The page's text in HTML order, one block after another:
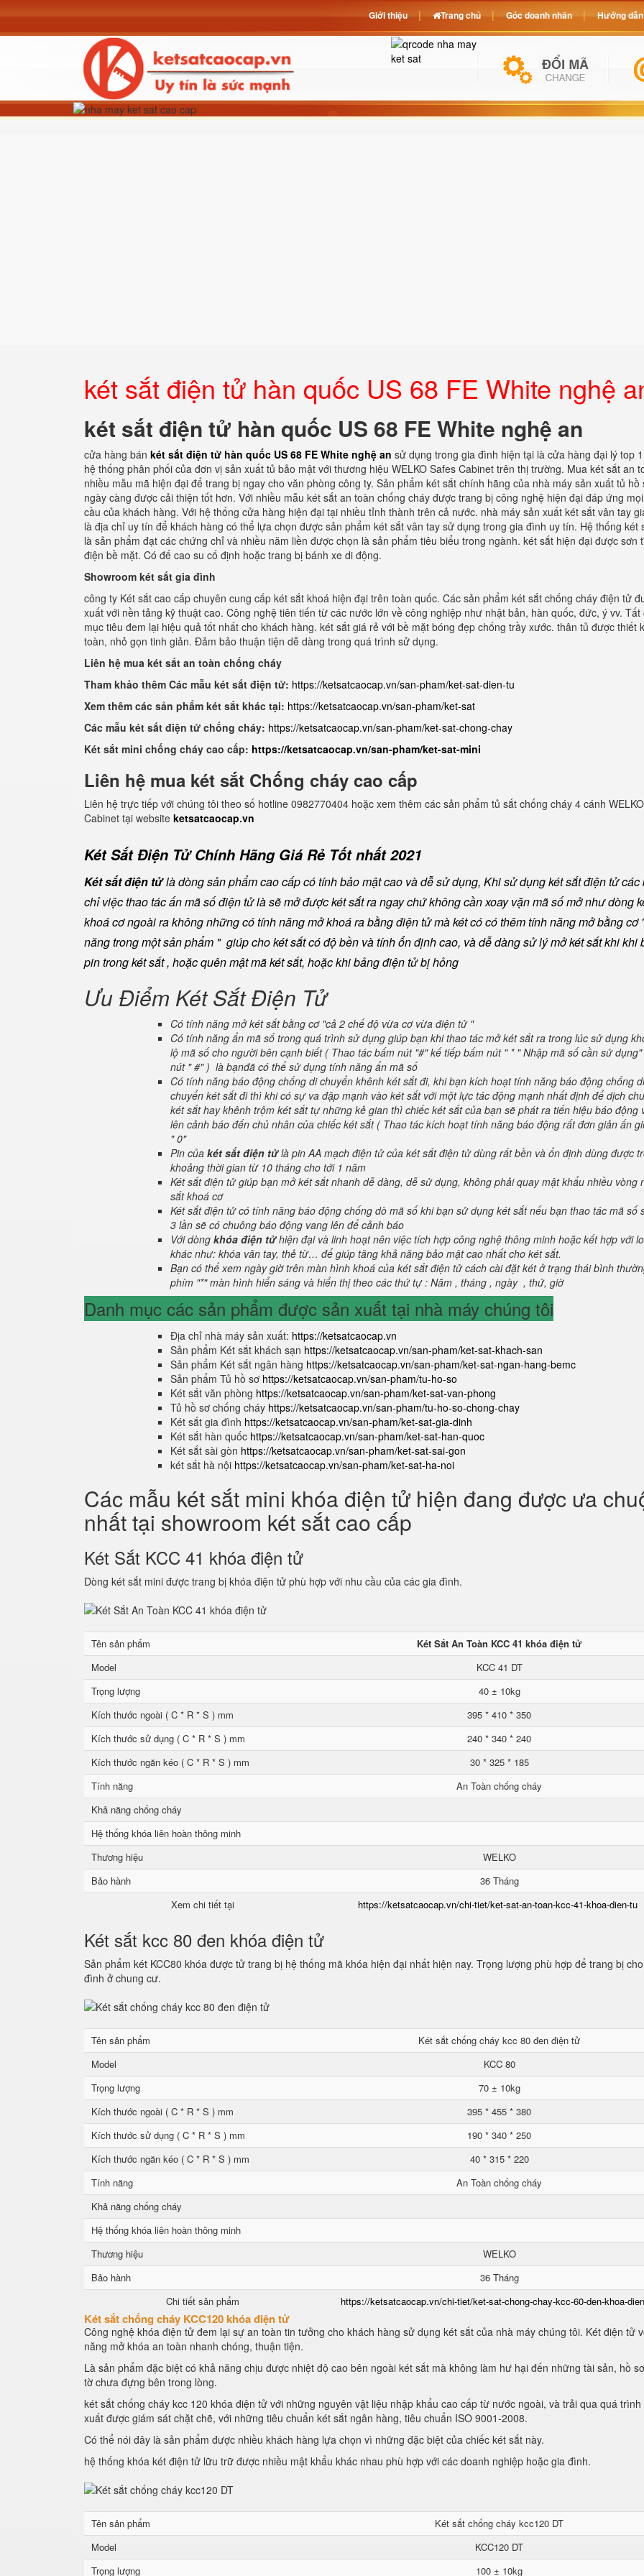
két sắt điện tử hàn quốc US 68 FE White nghệ
két sắt điện tử hàn quốc US 68 FE White nghệ an
cửa hàng bán két sắt điện tử hàn quốc US 68 FE White nghệ an sử dụng trong gia đình hiện tại là cửa hàng đại lý top
hệ thống phân phối của đơn vị sản xuất tủ bảo mật với thương hiệu WELKO Safes Cabinet trên thị trường. Mua két sắt an
nhiều mẫu mã hiện đại để trang bị ngay cho văn phòng công ty. Sản phẩm két sắt chính hãng của nhà máy sản xuất tủ hồ
ngày càng được cải thiện tốt hơn. Với nhiều mẫu két sắt an toàn chống cháy được trang bị công nghệ hiện đại đáp ứng
cầu của khách hàng. Với hệ thống cửa hàng hiện đại tại nhiều tỉnh thành trên cả nước. nhà máy sản xuất két sắt vân tay
là địa chỉ uy tín để khách hàng có thể lựa chọn được sản phẩm két sắt vân tay sử dụng trong gia đình uy tín. Hệ thống két
là sản phẩm đạt các chứng chỉ và nhiều năm liền được chọn là sản phẩm tiêu biểu trong ngành. két sắt hiện đại được sơn
điện bề mặt. Có đế cao su cố định hoặc trang bị bánh xe di động.
Showroom két sắt gia đình
công ty Két sắt cao cấp chuyên cung cấp két sắt khoá hiện đại trên toàn quốc. Các sản phẩm két sắt chống cháy điện tử
xuất với nền tảng kỹ thuật cao. Công nghệ tiên tiến từ các nước lớn về công nghiệp như nhật bản, hàn quốc, đức, ý vv. Tất
mục tiêu đem lại hiệu quả tốt nhất cho khách hàng. két sắt giá rẻ với bề mặt bóng đẹp chống trầy xước. thân tủ được thiết
toàn, nhỏ gọn tinh giản. Đảm bảo thuận tiện dễ dàng trong quá trình sử dụng.
Liên hệ mua két sắt an toàn chống cháy
Tham khảo thêm Các mẫu két sắt điện tử: https://ketsatcaocap.vn/san-pham/ket-sat-dien-tu
Xem thêm các sản phẩm két sắt khác tại: https://ketsatcaocap.vn/san-pham/ket-sat
Các mẫu két sắt điện tử chống cháy: https://ketsatcaocap.vn/san-pham/ket-sat-chong-chay
Két sắt mini chống cháy cao cấp: https://ketsatcaocap.vn/san-pham/ket-sat-mini
Liên hệ mua két sắt Chống cháy cao cấp
Liên hệ trực tiếp với chúng tôi theo số hotline 0982770404 hoặc xem thêm các sản phẩm tủ sắt chống cháy 4 cánh
Cabinet tại website ketsatcaocap.vn
Két Sắt Điện Tử Chính Hãng Giá Rẻ Tốt nhất 2021
Két sắt điện tửlà dòng sản phẩm cao cấp có tính bảo mật cao và dễ sử dụng, Khi sử dụng két sắt điện tử các
chỉ việc thao tác ấn mã số điện tử là sẽ mở được két sắt ra ngay chứ không cần xoay vặn mã số mở như dòng
khoá cơ ngoài ra không những có tính năng mở khoá ra bằng điện tử mà két có có thêm tính năng mở bằng cơ
năng trong một sản phẩm " giúp cho két sắt có độ bền và tính ổn định cao, và dễ dàng sử lý mở két sắt khi khi
pin trong két sắt , hoặc quên mật mã két sắt, hoặc khi bảng điện tử bị hỏng
Ưu Điểm Két Sắt Điện Tử
Có tính năng mở két sắt bằng cơ "cả 2 chế độ vừa cơ vừa điện tử "
Có tính năng ẩn mã số trong quá trình sử dụng giúp bạn khi thao tác mở két sắt ra trong lúc sử dụng
lộ mã số cho người bên cạnh biết ( Thao tác bấm nút "#" kế tiếp bấm nút " * " Nhập mã số cần sử
nút " #" ) là bạnđã có thể sử dụng tính năng ẩn mã số
Có tính năng báo động chống di chuyển khênh két sắt đi, khi bạn kích hoạt tính năng báo động chống di
chuyển két sắt đi thì khi có sự va đập mạnh vào két sắt với một lực tác động mạnh nhất định để dịch
két sắt hay khênh trộm két sắt tự những kẻ gian thì chiếc két sắt của bạn sẽ phát ra tiến hiệu báo động
lên cảnh báo đến chủ nhân của chiếc két sắt ( Thao tác kích hoạt tính năng báo động rất đơn giản ấn
" 0"
Pin của két sắt điện tửlà pin AA mạch điện tử của két sắt điện tử dùng rất bền và ổn định dùng được
khoảng thời gian từ 10 tháng cho tới 1 năm
Két sắt điện tử giúp bạn mở két sắt nhanh dễ dàng, dễ sử dụng, không phải quay mật khẩu nhiều vòng
sắt khoá cơ
Két sắt điện tử có tính năng báo động chống dò mã số khi bạn sử dụng két sắt nếu bạn thao tác mã số
3 lần sẽ có chuông báo động vang lên để cảnh báo
Với dòng khóa điện tửhiện đại và linh hoạt nên việc tích hợp công nghệ thông minh hoặc kết hợp với
khác như: khóa vân tay, thẻ từ… để giúp tăng khả năng bảo mật cao nhất cho két sắt.
Bạn có thể xem ngày giờ trên màn hình khoá của két sắt điện tử cách cài đặt két ở trạng thái bình
phím "*" màn hình hiển sáng và hiển thị theo các thứ tự : Năm , tháng , ngày , thứ, giờ
Danh mục các sản phẩm được sản xuất tại nhà máy chúng tôi
Địa chỉ nhà máy sản xuất: https://ketsatcaocap.vn
Sản phẩm Két sắt khách sạn https://ketsatcaocap.vn/san-pham/ket-sat-khach-san
Sản phẩm Két sắt ngân hàng https://ketsatcaocap.vn/san-pham/ket-sat-ngan-hang-bemc
Sản phẩm Tủ hồ sơ https://ketsatcaocap.vn/san-pham/tu-ho-so
Két sắt văn phòng https://ketsatcaocap.vn/san-pham/ket-sat-van-phong
Tủ hồ sơ chống cháy https://ketsatcaocap.vn/san-pham/tu-ho-so-chong-chay
Két sắt gia đình https://ketsatcaocap.vn/san-pham/ket-sat-gia-dinh
Két sắt hàn quốc https://ketsatcaocap.vn/san-pham/ket-sat-han-quoc
Két sắt sài gòn https://ketsatcaocap.vn/san-pham/ket-sat-sai-gon
két sắt hà nội https://ketsatcaocap.vn/san-pham/ket-sat-ha-noi
Các mẫu két sắt mini khóa điện tử hiện đang được ưa
nhất tại showroom két sắt cao cấp
Két Sắt KCC 41 khóa điện tử
Dòng két sắt mini được trang bị khóa điện tử phù hợp với nhu cầu của các gia đình.
Tên sản phẩm
Két Sắt An Toàn KCC 41 khóa điện tử
Model
KCC 41 DT
Trọng lượng
40 ± 10kg
Kích thước ngoài ( C * R * S ) mm
395 * 410 * 350
Kích thước sử dụng ( C * R * S ) mm
240 * 340 * 240
Kích thước ngăn kéo ( C * R * S ) mm
30 * 325 * 185
Tính năng
An Toàn chống cháy
Khả năng chống cháy
Hệ thống khóa liên hoàn thông minh
Thương hiệu
WELKO
Bảo hành
36 Tháng
Xem chi tiết tại
https://ketsatcaocap.vn/chi-tiet/ket-sat-an-toan-kcc-41-khoa-dien-tu
Két sắt kcc 80 đen khóa điện tử
Sản phẩm két KCC80 khóa được tử trang bị hệ thống mã khóa hiện đại nhất hiện nay. Trọng lượng phù hợp để trang bị
đình ở chung cư.
Tên sản phẩm
Két sắt chống cháy kcc 80 đen điện tử
Model
KCC 80
Trọng lượng
70 ± 10kg
Kích thước ngoài ( C * R * S ) mm
395 * 455 * 380
Kích thước sử dụng ( C * R * S ) mm
190 * 340 * 250
Kích thước ngăn kéo ( C * R * S ) mm
40 * 315 * 220
Tính năng
An Toàn chống cháy
Khả năng chống cháy
Hệ thống khóa liên hoàn thông minh
Thương hiệu
WELKO
Bảo hành
36 Tháng
Chi tiết sản phẩm
https://ketsatcaocap.vn/chi-tiet/ket-sat-chong-chay-kcc-60-den-khoa-
Két sắt chống cháy KCC120 khóa điện tử
Công nghệ khóa điện tử đem lại sự an toàn tin tưởng cho khách hàng sử dụng két sắt của nhà máy chúng tôi. Két điện tử
năng mở khóa an toàn nhanh chóng, thuận tiện.
Là sản phẩm đặc biệt có khả năng chịu được nhiệt độ cao bên ngoài két sắt mà không làm hư hại đến những tài sản, hồ
tờ chưa đựng bên trong lòng.
két sắt chống cháy kcc 120 khóa điện tử với những nguyên vật liệu nhập khẩu cao cấp từ nước ngoài, và trải qua quá trình
xuất được giám sát chặt chẽ, với những tiêu chuẩn két sắt ngân hàng, tiêu chuẩn ISO 9001-2008.
Có thể nói đây là sản phẩm được nhiều khách hàng lựa chọn vì những đặc biệt của chiếc két sắt này.
hệ thống khóa két điện tử lữu trữ được nhiều mật khẩu khác nhau phù hợp với các doanh nghiệp hoặc gia đình.
Tên sản phẩm
Két sắt chống cháy kcc120 DT
Model
KCC120 DT
Trọng lượng
100 ± 10kg
Giới thiệu Trang chủ Góc doanh nhân Hướng